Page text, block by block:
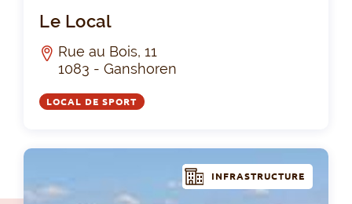
Le Local
Rue au Bois, 11
1083 - Ganshoren
LOCAL DE SPORT
INFRASTRUCTURE